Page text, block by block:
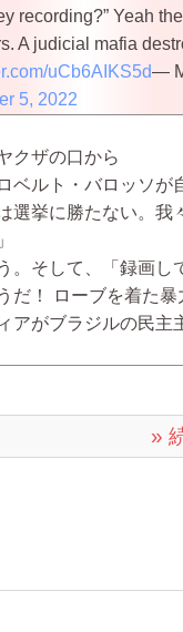
recording?” Yeah
A judicial mafia
uCb6AIKS5d—
5, 2022
クザの口から
ベルト・バロッソが
選挙に勝たない。我
。そして、「録画し
だ！ ローブを着た暴
アがブラジルの民主
»